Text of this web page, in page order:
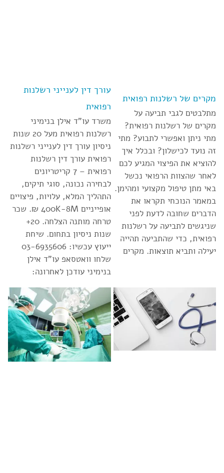
מקרים של רשלנות רפואית
מתלבטים לגבי תביעה על
מקרים של רשלנות רפואית?
מתי ניתן ואפשרי לתבוע? מתי
זה נועד לכישלון? ובכלל איך
להוציא את הפיצוי המגיע לכם
לאחר שהצוות הרפואי נכשל
באי מתן טיפול מקצועי ומהימן.
במאמר הנוכחי תקראו את
הדברים שחובה לדעת לפני
שניגשים לתביעה על רשלנות
רפואית, כדי שהתביעה תהייה
יעילה ותביא תוצאות. מקרים
עורך דין לענייני רשלנות
רפואית
משרד עו”ד אילן בנימיני
רשלנות רפואית מעל 20 שנות
ניסיון עורך דין לענייני רשלנות
רפואית עורך דין רשלנות
רפואית – 7 קריטריונים
לבחירה נכונה, סוגי תיקים,
התהליך המלא, עלויות, פיצויים
אופייניים 400K-8M ₪. שכר
טרחה מותנה הצלחה. 20+
שנות ניסיון בתחום. שיחת
ייעוץ עכשיו: 03-6935606
שלחו וואטסאפ עו”ד אילן
בנימיני עודכן לאחרונה: